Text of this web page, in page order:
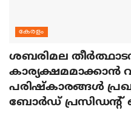
കേരളം
ശബരിമല
കാര്യക്ഷമമാക്കാന്‍
പരിഷ്‌കാരങ്ങള്‍
ബോര്‍ഡ് പ്രസിഡന്റ്